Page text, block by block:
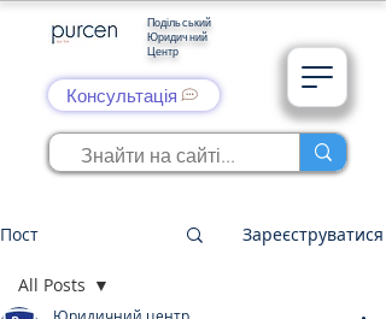
Подільський
Юридичний
Центр
Консультація
Пост Зареєструватися
All Posts